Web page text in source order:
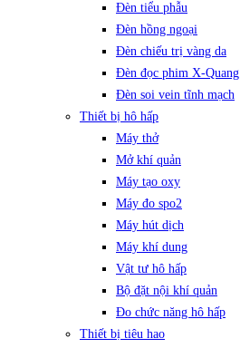
Đèn tiểu phẫu
Đèn hồng ngoại
Đèn chiếu trị vàng da
Đèn đọc phim X-Quang
Đèn soi vein tĩnh mạch
Thiết bị hô hấp
Máy thở
Mở khí quản
Máy tạo oxy
Máy đo spo2
Máy hút dịch
Máy khí dung
Vật tư hô hấp
Bộ đặt nội khí quản
Đo chức năng hô hấp
Thiết bị tiêu hao